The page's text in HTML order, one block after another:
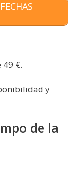
49 €.
y
de la